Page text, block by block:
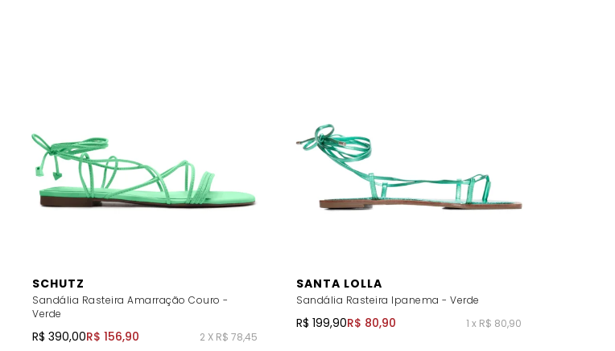
SCHUTZ
Sandália Rasteira Amarração Couro -
Verde
R$ 390,00R$ 156,90 2 X R$ 78,45
SANTA LOLLA
Sandália Rasteira Ipanema - Verde
R$ 199,90R$ 80,90 1 x R$ 80,90